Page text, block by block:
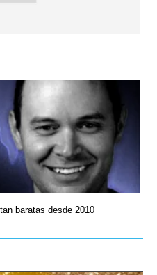
baratas desde 2010